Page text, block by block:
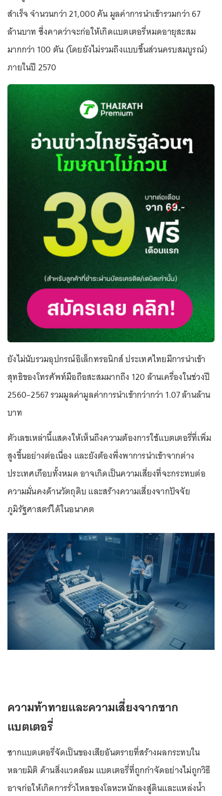
สำเร็จ จำนวนกว่า 21,000 คัน มูลค่าการนำเข้ารวมกว่า 67
ล้านบาท ซึ่งคาดว่าจะก่อให้เกิดแบตเตอรี่หมดอายุสะสม
มากกว่า 100 ตัน (โดยยังไม่รวมถึงแบบชิ้นส่วนครบสมบูรณ์)
ภายในปี 2570
ยังไม่นับรวมอุปกรณ์อิเล็กทรอนิกส์ ประเทศไทยมีการนำเข้า
สุทธิของโทรศัพท์มือถือสะสมมากถึง 120 ล้านเครื่องในช่วงปี
2560–2567 รวมมูลค่ามูลค่าการนำเข้ากว่ากว่า 1.07 ล้านล้าน
บาท
ตัวเลขเหล่านี้แสดงให้เห็นถึงความต้องการใช้แบตเตอรี่ที่เพิ่ม
สูงขึ้นอย่างต่อเนื่อง และยังต้องพึ่งพาการนำเข้าจากต่าง
ประเทศเกือบทั้งหมด อาจเกิดเป็นความเสี่ยงที่จะกระทบต่อ
ความมั่นคงด้านวัตถุดิบ และสร้างความเสี่ยงจากปัจจัย
ภูมิรัฐศาสตร์ได้ในอนาคต
ความท้าทายและความเสี่ยงจากซาก
แบตเตอรี่
ซากแบตเตอรี่จัดเป็นของเสียอันตรายที่สร้างผลกระทบใน
หลายมิติ ด้านสิ่งแวดล้อม แบตเตอรี่ที่ถูกกำจัดอย่างไม่ถูกวิธี
อาจก่อให้เกิดการรั่วไหลของโลหะหนักลงสู่ดินและแหล่งน้ำ